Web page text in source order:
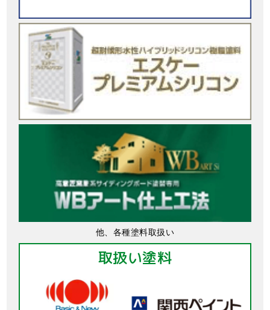
他、各種塗料取扱い
取扱い塗料